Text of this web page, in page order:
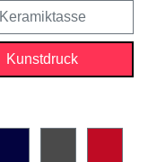
Keramiktasse
Kunstdruck